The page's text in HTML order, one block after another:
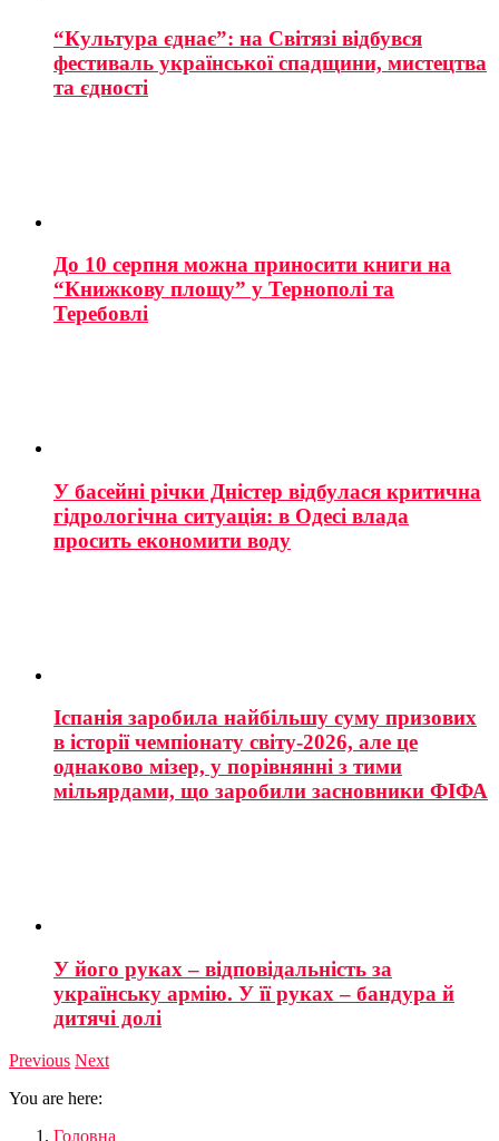
“Культура єднає”: на Світязі відбувся
фестиваль української спадщини, мистецтва
та єдності
До 10 серпня можна приносити книги на
“Книжкову площу” у Тернополі та
Теребовлі
У басейні річки Дністер відбулася критична
гідрологічна ситуація: в Одесі влада
просить економити воду
Іспанія заробила найбільшу суму призових
в історії чемпіонату світу-2026, але це
однаково мізер, у порівнянні з тими
мільярдами, що заробили засновники ФІФА
У його руках – відповідальність за
українську армію. У її руках – бандура й
дитячі долі
Previous Next
You are here:
Головна